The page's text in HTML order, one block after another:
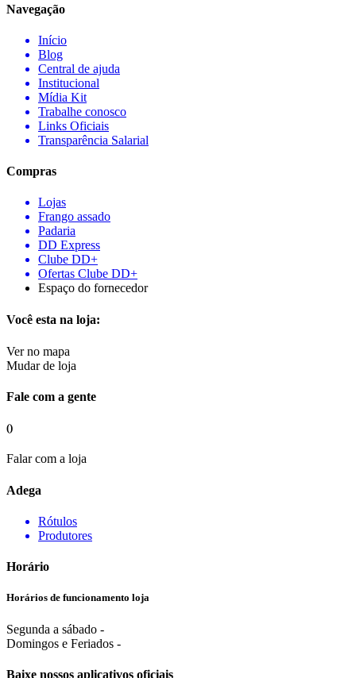
Navegação
Início
Blog
Central de ajuda
Institucional
Mídia Kit
Trabalhe conosco
Links Oficiais
Transparência Salarial
Compras
Lojas
Frango assado
Padaria
DD Express
Clube DD+
Ofertas Clube DD+
Espaço do fornecedor
Você esta na loja:
Ver no mapa
Mudar de loja
Fale com a gente
()
Falar com a loja
Adega
Rótulos
Produtores
Horário
Horários de funcionamento loja
Segunda a sábado -
Domingos e Feriados -
Baixe nossos aplicativos oficiais